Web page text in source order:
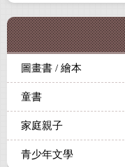
圖畫書 / 繪本
童書
家庭親子
青少年文學